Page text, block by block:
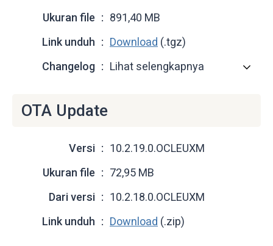
Ukuran file
891,40 MB
Link unduh
Download (.tgz)
Changelog
Lihat selengkapnya
OTA Update
Versi
10.2.19.0.OCLEUXM
Ukuran file
72,95 MB
Dari versi
10.2.18.0.OCLEUXM
Link unduh
Download (.zip)